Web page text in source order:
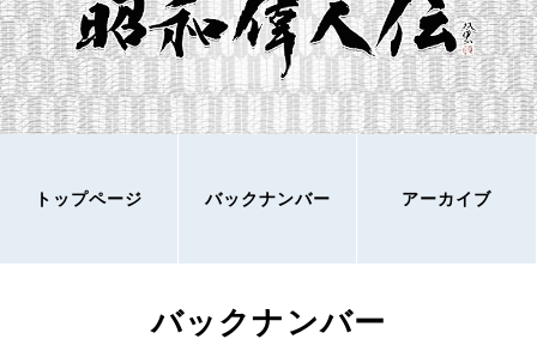
トップページ バックナンバー アーカイブ
バックナンバー